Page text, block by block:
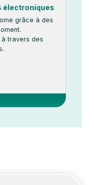
électroniques
grâce à des
travers des